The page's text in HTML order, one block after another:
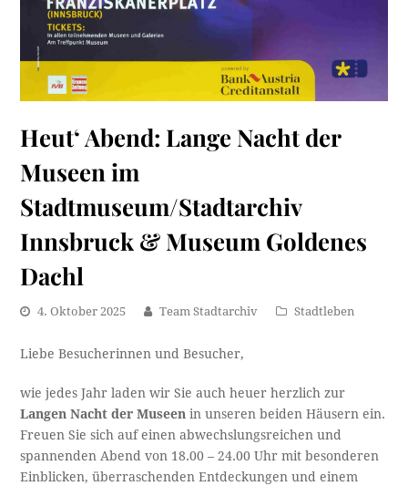
Heut‘ Abend: Lange Nacht der
Museen im
Stadtmuseum/Stadtarchiv
Innsbruck & Museum Goldenes
Dachl
4. Oktober 2025 Team Stadtarchiv Stadtleben
Liebe Besucherinnen und Besucher,
wie jedes Jahr laden wir Sie auch heuer herzlich zur
Langen Nacht der Museen in unseren beiden Häusern ein.
Freuen Sie sich auf einen abwechslungsreichen und
spannenden Abend von 18.00 – 24.00 Uhr mit besonderen
Einblicken, überraschenden Entdeckungen und einem